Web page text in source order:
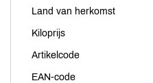
Land van herkomst
Kiloprijs
Artikelcode
EAN-code